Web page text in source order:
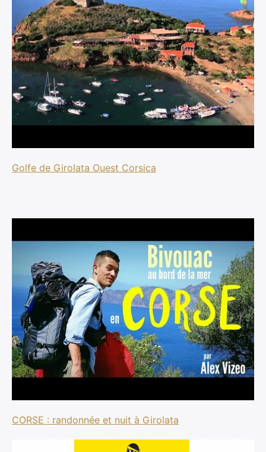
Golfe de Girolata Ouest Corsica
CORSE : randonnée et nuit à Girolata